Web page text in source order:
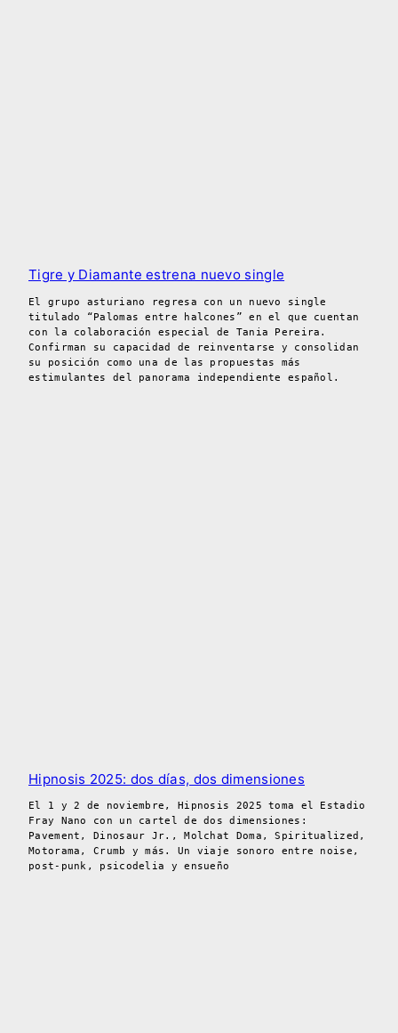
Tigre y Diamante estrena nuevo single
El grupo asturiano regresa con un nuevo single
titulado “Palomas entre halcones” en el que cuentan
con la colaboración especial de Tania Pereira.
Confirman su capacidad de reinventarse y consolidan
su posición como una de las propuestas más
estimulantes del panorama independiente español.
Hipnosis 2025: dos días, dos dimensiones
El 1 y 2 de noviembre, Hipnosis 2025 toma el Estadio
Fray Nano con un cartel de dos dimensiones:
Pavement, Dinosaur Jr., Molchat Doma, Spiritualized,
Motorama, Crumb y más. Un viaje sonoro entre noise,
post-punk, psicodelia y ensueño